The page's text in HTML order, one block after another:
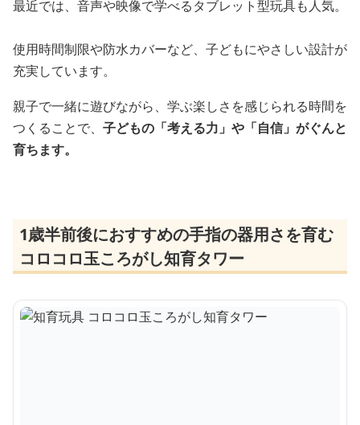
最近では、音声や映像で学べるタブレット型玩具も人気。
使用時間制限や防水カバーなど、子どもにやさしい設計が
充実しています。
親子で一緒に遊びながら、学ぶ楽しさを感じられる時間を
つくることで、 子どもの「考える力」や「自信」がぐんと
育ちます。
1歳半前後におすすめの手指の器用さを育む
コロコロ玉ころがし知育タワー